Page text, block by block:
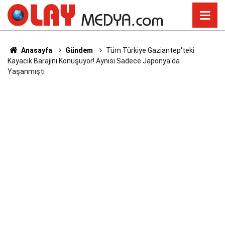
Anasayfa Gündem
Tüm Türkiye Gaziantep'teki
Kayacık Barajını Konuşuyor! Aynısı Sadece Japonya'da
Yaşanmıştı